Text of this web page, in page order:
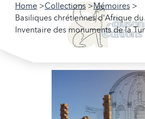
Home Collections
Mémoires
Basiliques chrétiennes d'Afrique du
Inventaire des monuments de la